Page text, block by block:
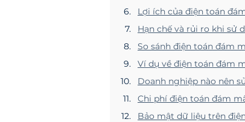
Lợi ích của điện toán
Hạn chế và rủi ro khi sử
So sánh điện toán đám
Ví dụ về điện toán đám
Doanh nghiệp nào nên
Chi phí điện toán đám
Bảo mật dữ liệu trên